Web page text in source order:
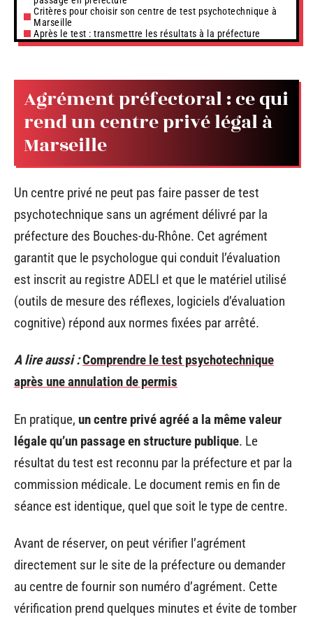
Critères pour choisir son centre de test psychotechnique à
Marseille
Après le test : transmettre les résultats à la préfecture
Agrément préfectoral : ce qui
rend un centre privé légal à
Marseille
Un centre privé ne peut pas faire passer de test
psychotechnique sans un agrément délivré par la
préfecture des Bouches-du-Rhône. Cet agrément
garantit que le psychologue qui conduit l’évaluation
est inscrit au registre ADELI et que le matériel utilisé
(outils de mesure des réflexes, logiciels d’évaluation
cognitive) répond aux normes fixées par arrêté.
A lire aussi :Comprendre le test psychotechnique
après une annulation de permis
En pratique, un centre privé agréé a la même valeur
légale qu’un passage en structure publique. Le
résultat du test est reconnu par la préfecture et par la
commission médicale. Le document remis en fin de
séance est identique, quel que soit le type de centre.
Avant de réserver, on peut vérifier l’agrément
directement sur le site de la préfecture ou demander
au centre de fournir son numéro d’agrément. Cette
vérification prend quelques minutes et évite de tomber